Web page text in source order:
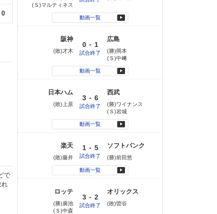
0
で
れ
(Ｓ)マルティネス
動画一覧
阪神
(敗)才木
0 - 1
試合終了
広島
(勝)岡本
(Ｓ)中﨑
動画一覧
日本ハム
(敗)上原
3 - 6
試合終了
西武
(勝)ワイナンス
(Ｓ)岩城
動画一覧
楽天
(敗)藤井
1 - 5
試合終了
ソフトバンク
(勝)前田悠
動画一覧
ロッテ
(勝)廣池
(Ｓ)中森
3 - 2
試合終了
オリックス
(敗)曽谷